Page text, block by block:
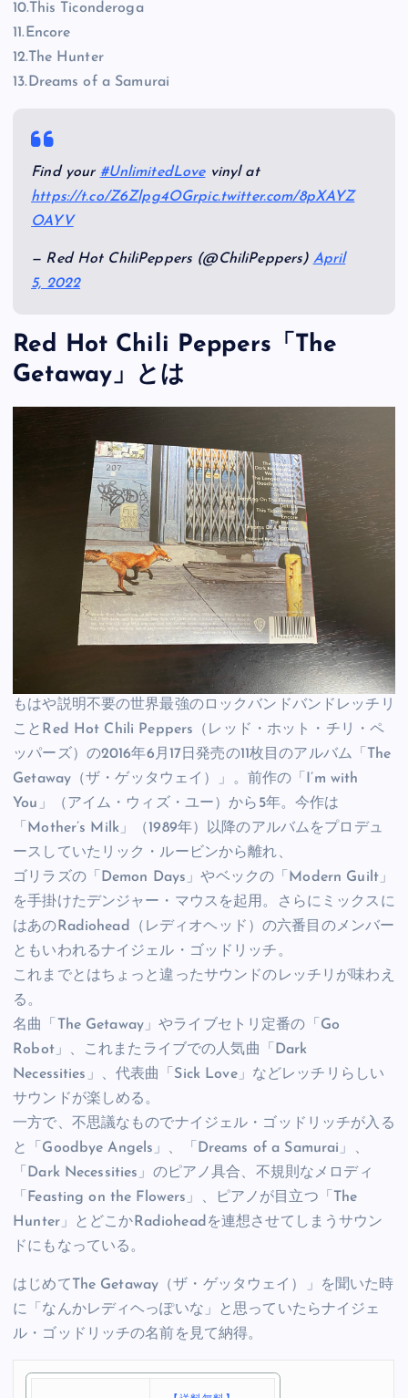
10.This Ticonderoga
11.Encore
12.The Hunter
13.Dreams of a Samurai
Find your #UnlimitedLovevinyl at
https://t.co/Z6Zlpg4OGrpic.twitter.com/8pXAYZ
OAYV
— Red Hot ChiliPeppers (@ChiliPeppers) April
5, 2022
Red Hot Chili Peppers「The
Getaway」とは
もはや説明不要の世界最強のロックバンドバンドレッチリ
ことRed Hot Chili Peppers（レッド・ホット・チリ・ペ
ッパーズ）の2016年6月17日発売の11枚目のアルバム「The
Getaway（ザ・ゲッタウェイ）」。前作の「I’m with
You」（アイム・ウィズ・ユー）から5年。今作は
「Mother’s Milk」（1989年）以降のアルバムをプロデュ
ースしていたリック・ルービンから離れ、
ゴリラズの「Demon Days」やベックの「Modern Guilt」
を手掛けたデンジャー・マウスを起用。さらにミックスに
はあのRadiohead（レディオヘッド）の六番目のメンバー
ともいわれるナイジェル・ゴッドリッチ。
これまでとはちょっと違ったサウンドのレッチリが味わえ
る。
名曲「The Getaway」やライブセトリ定番の「Go
Robot」、これまたライブでの人気曲「Dark
Necessities」、代表曲「Sick Love」などレッチリらしい
サウンドが楽しめる。
一方で、不思議なものでナイジェル・ゴッドリッチが入る
と「Goodbye Angels」、「Dreams of a Samurai」、
「Dark Necessities」のピアノ具合、不規則なメロディ
「Feasting on the Flowers」、ピアノが目立つ「The
Hunter」とどこかRadioheadを連想させてしまうサウン
ドにもなっている。
はじめてThe Getaway（ザ・ゲッタウェイ）」を聞いた時
に「なんかレディヘっぽいな」と思っていたらナイジェ
ル・ゴッドリッチの名前を見て納得。